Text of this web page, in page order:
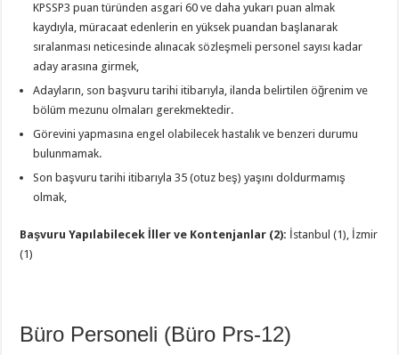
KPSSP3 puan türünden asgari 60 ve daha yukarı puan almak
kaydıyla, müracaat edenlerin en yüksek puandan başlanarak
sıralanması neticesinde alınacak sözleşmeli personel sayısı kadar
aday arasına girmek,
Adayların, son başvuru tarihi itibarıyla, ilanda belirtilen öğrenim ve
bölüm mezunu olmaları gerekmektedir.
Görevini yapmasına engel olabilecek hastalık ve benzeri durumu
bulunmamak.
Son başvuru tarihi itibarıyla 35 (otuz beş) yaşını doldurmamış
olmak,
Başvuru Yapılabilecek İller ve Kontenjanlar (2): İstanbul (1), İzmir
(1)
Büro Personeli (Büro Prs-12)